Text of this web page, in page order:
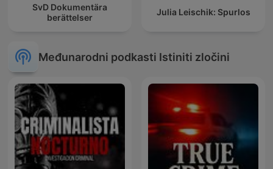
SvD Dokumentära
berättelser
Julia Leischik: Spurlos
Međunarodni podkasti Istiniti zločini